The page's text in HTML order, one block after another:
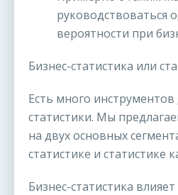
руководствоваться
вероятности при
Бизнес-статистика или
Есть много инструментов
статистики. Мы
на двух основных
статистике и статистике
Бизнес-статистика